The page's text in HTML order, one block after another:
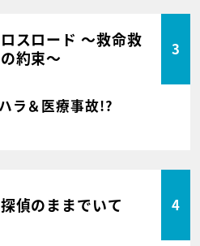
スロード ～救命救
約束～
3
ラ＆医療事故!?
偵のままでいて 4